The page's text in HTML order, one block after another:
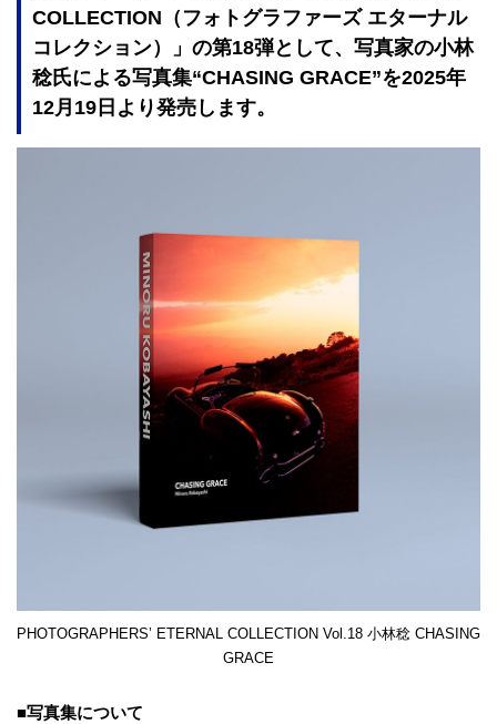
COLLECTION（フォトグラファーズ エターナル
コレクション）」の第18弾として、写真家の小林
稔氏による写真集“CHASING GRACE”を2025年
12月19日より発売します。
PHOTOGRAPHERS’ ETERNAL COLLECTION Vol.18 小林稔 CHASING
GRACE
■写真集について